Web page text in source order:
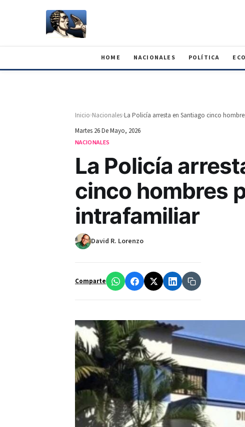
HOME NACIONALES POLÍTICA
Inicio›Nacionales›
Martes 26 De Mayo, 2026
NACIONALES
La Policía
cinco hombres
intrafamiliar
David R. Lorenzo
Comparte